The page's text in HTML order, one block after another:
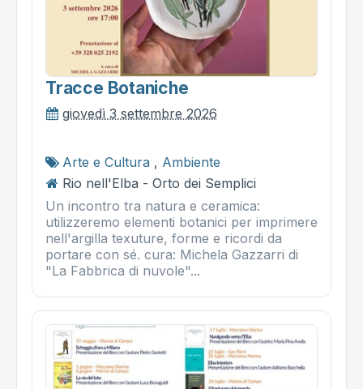
Tracce Botaniche
giovedì 3 settembre 2026
Arte e Cultura , Ambiente
Rio nell'Elba - Orto dei Semplici
Un incontro tra natura e ceramica:
utilizzeremo elementi botanici per imprimere
nell'argilla texuture, forme e ricordi da
portare con sé. cura: Michela Gazzarri di
"La Fabbrica di nuvole"...